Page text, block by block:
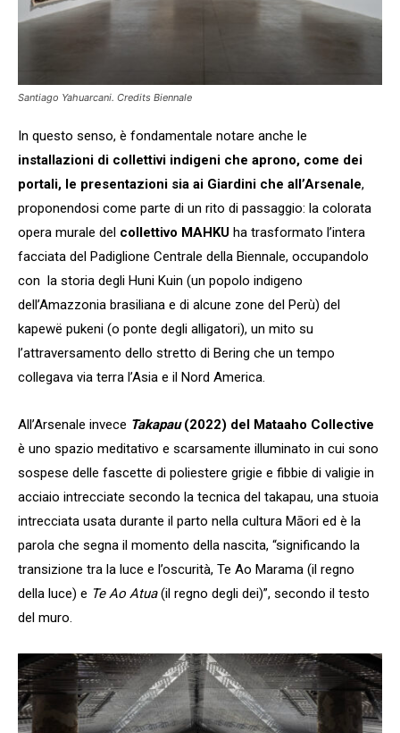
Santiago Yahuarcani. Credits Biennale
In questo senso, è fondamentale notare anche le
installazioni di collettivi indigeni che aprono, come dei
portali, le presentazioni sia ai Giardini che all’Arsenale,
proponendosi come parte di un rito di passaggio: la colorata
opera murale del collettivo MAHKU ha trasformato l’intera
facciata del Padiglione Centrale della Biennale, occupandolo
con la storia degli Huni Kuin (un popolo indigeno
dell’Amazzonia brasiliana e di alcune zone del Perù) del
kapewë pukeni (o ponte degli alligatori), un mito su
l’attraversamento dello stretto di Bering che un tempo
collegava via terra l’Asia e il Nord America.
All’Arsenale invece Takapau(2022) del Mataaho Collective
è uno spazio meditativo e scarsamente illuminato in cui sono
sospese delle fascette di poliestere grigie e fibbie di valigie in
acciaio intrecciate secondo la tecnica del takapau, una stuoia
intrecciata usata durante il parto nella cultura Māori ed è la
parola che segna il momento della nascita, “significando la
transizione tra la luce e l’oscurità, Te Ao Marama (il regno
della luce) e Te Ao Atua(il regno degli dei)”, secondo il testo
del muro.